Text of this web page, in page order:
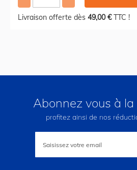
Livraison offerte dès 49,00 €TTC !
Abonnez vous à
profitez ainsi de nos
lettre